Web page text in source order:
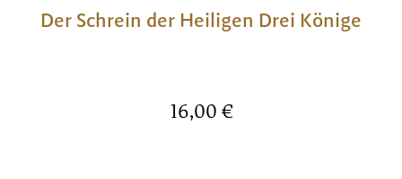
Der Schrein der Heiligen Drei Könige
Regulärer Preis:
16,00 €